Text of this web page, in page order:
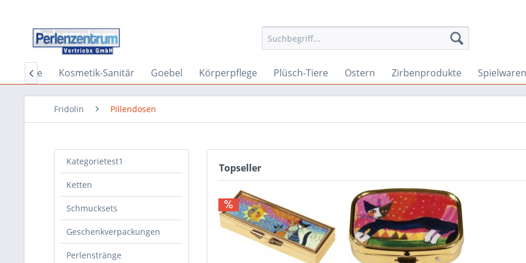
Ringe Kosmetik-Sanitär Goebel Körperpflege Plüsch-Tiere Ostern Zirbenprodukte Spielwaren

Fridolin Pillendosen
Kategorietest1
Ketten
Schmucksets
Geschenkverpackungen
Perlenstränge
Topseller